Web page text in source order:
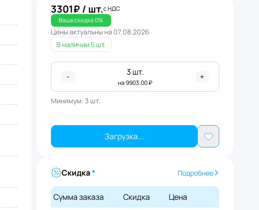
3301₽ / шт.с НДС
Ваша скидка0%
Цены актуальны на 07.08.2026
В наличии 5 шт.
- 3 шт.
на9903.00₽
+
Минимум:3 шт.
Загрузка...
Скидка* Подробнее
Сумма заказа Скидка Цена